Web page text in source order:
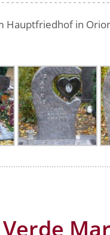
Hauptfriedhof in